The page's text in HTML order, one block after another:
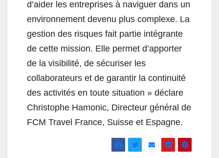
d’aider les entreprises à naviguer dans un
environnement devenu plus complexe. La
gestion des risques fait partie intégrante
de cette mission. Elle permet d’apporter
de la visibilité, de sécuriser les
collaborateurs et de garantir la continuité
des activités en toute situation » déclare
Christophe Hamonic, Directeur général de
FCM Travel France, Suisse et Espagne.